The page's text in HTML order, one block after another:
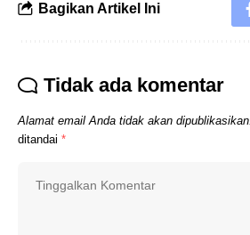
Bagikan Artikel Ini
Tidak ada komentar
Alamat email Anda tidak akan dipublikasikan.
ditandai *